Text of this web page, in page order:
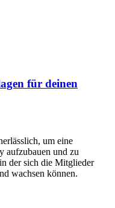
für deinen
um eine
aufzubauen und zu
der sich die Mitglieder
wachsen können.